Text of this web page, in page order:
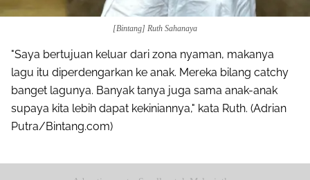
[Bintang] Ruth Sahanaya
"Saya bertujuan keluar dari zona nyaman, makanya
lagu itu diperdengarkan ke anak. Mereka bilang catchy
banget lagunya. Banyak tanya juga sama anak-anak
supaya kita lebih dapat kekiniannya," kata Ruth. (Adrian
Putra/Bintang.com)